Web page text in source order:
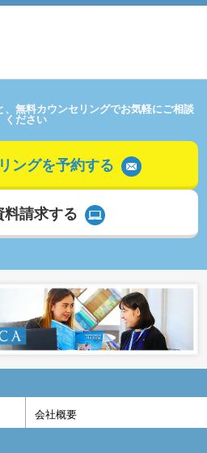
、無料カウンセリングでお気軽にご相談
ください
ングを予約する
料請求する
会社概要